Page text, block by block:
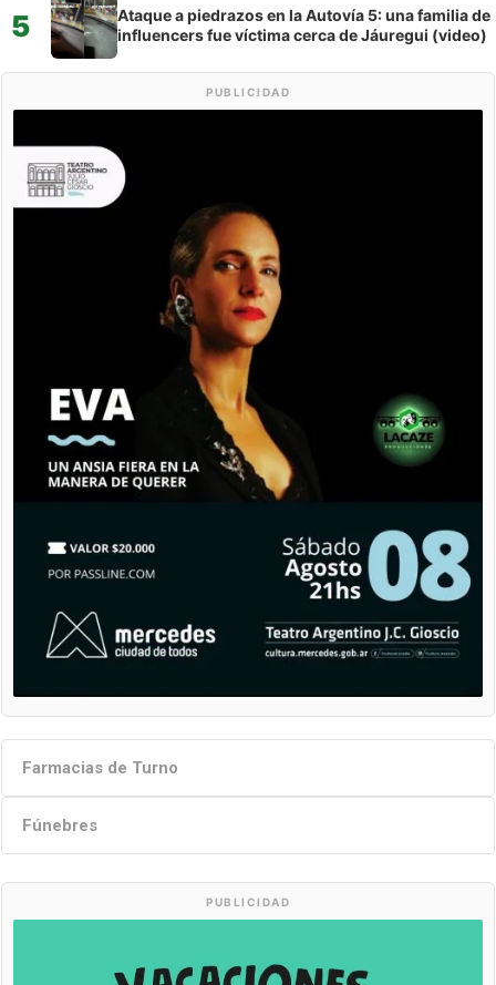
5
Ataque a piedrazos en la Autovía 5: una familia de
influencers fue víctima cerca de Jáuregui (video)
PUBLICIDAD
Farmacias de Turno
Fúnebres
PUBLICIDAD